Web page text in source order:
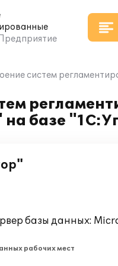
систем
базе
базы данных:
рабочих мест